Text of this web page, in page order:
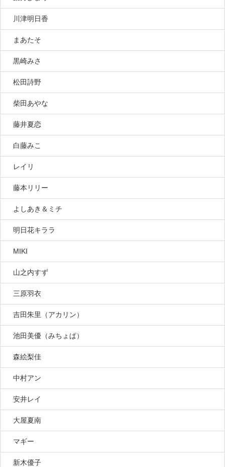
川津明日香
まあたそ
黒崎みさ
松田詩野
柴田あやな
藤井夏恋
白藤みこ
レイリ
藤本リリー
よしあき＆ミチ
明日花キララ
MIKI
山之内すず
三原羽衣
吉田朱里（アカリン）
池田美優（みちょぱ）
森絵梨佳
中村アン
安井レイ
大屋夏南
マギー
新木優子